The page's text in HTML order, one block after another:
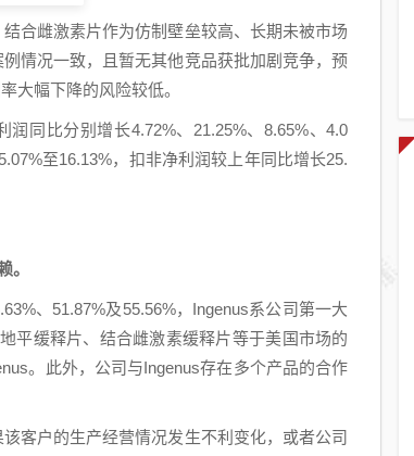
合雌激素片作为仿制壁垒较高、长期未被市场
情况一致，且暂无其他竞品获批加剧竞争，预
大幅下降的风险较低。
同比分别增长4.72%、21.25%、8.65%、4.0
至16.13%，扣非净利润较上年同比增长25.
。
、51.87%及55.56%，Ingenus系公司第一大
平缓释片、结合雌激素缓释片等于美国市场的
。此外，公司与Ingenus存在多个产品的合作
该客户的生产经营情况发生不利变化，或者公司